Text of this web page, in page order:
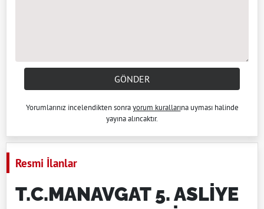
GÖNDER
Yorumlarınız incelendikten sonrayorum kurallarına uyması halinde
yayına alıncaktır.
Resmi İlanlar
T.C.MANAVGAT 5. ASLİYE